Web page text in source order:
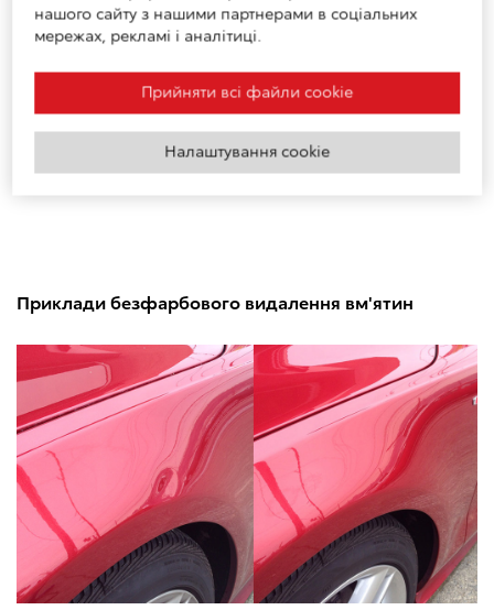
вм'ятину таким способом?
Чи можна відремонтувати вм'ятину
самостійно?
Приклади безфарбового видалення вм'ятин
нашого сайту з нашими партнерами в соціальних
мережах, рекламі і аналітиці.
Прийняти всі файли сookie
Налаштування cookie